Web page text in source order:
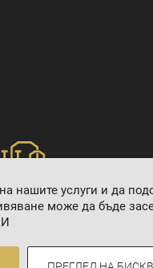
нашите услуги и да
може да бъде